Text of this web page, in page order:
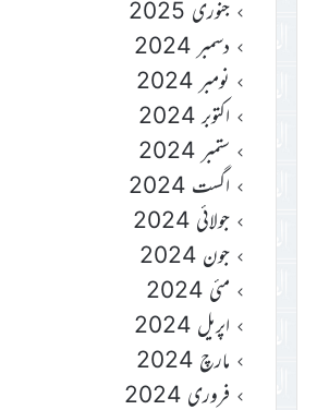
جنوری 2025
دسمبر 2024
نومبر 2024
اکتوبر 2024
ستمبر 2024
اگست 2024
جولائی 2024
جون 2024
مئی 2024
اپریل 2024
مارچ 2024
فروری 2024